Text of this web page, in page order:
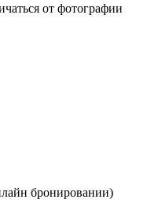
от фотографии
бронировании)